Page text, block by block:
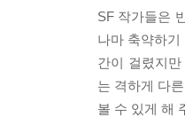
SF 작가들은
나마 축약하
간이 걸렸지
는 격하게 다
볼 수 있게 해